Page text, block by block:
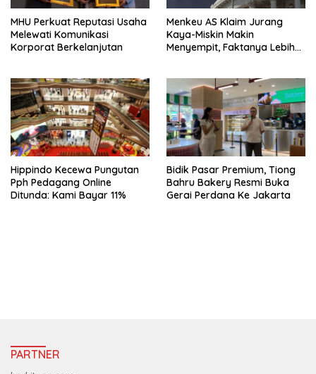
MHU Perkuat Reputasi Usaha
Melewati Komunikasi
Korporat Berkelanjutan
Menkeu AS Klaim Jurang
Kaya-Miskin Makin
Menyempit, Faktanya Lebih
Hippindo Kecewa Pungutan
Pph Pedagang Online
Ditunda: Kami Bayar 11%
Bidik Pasar Premium, Tiong
Bahru Bakery Resmi Buka
Gerai Perdana Ke Jakarta
PARTNER